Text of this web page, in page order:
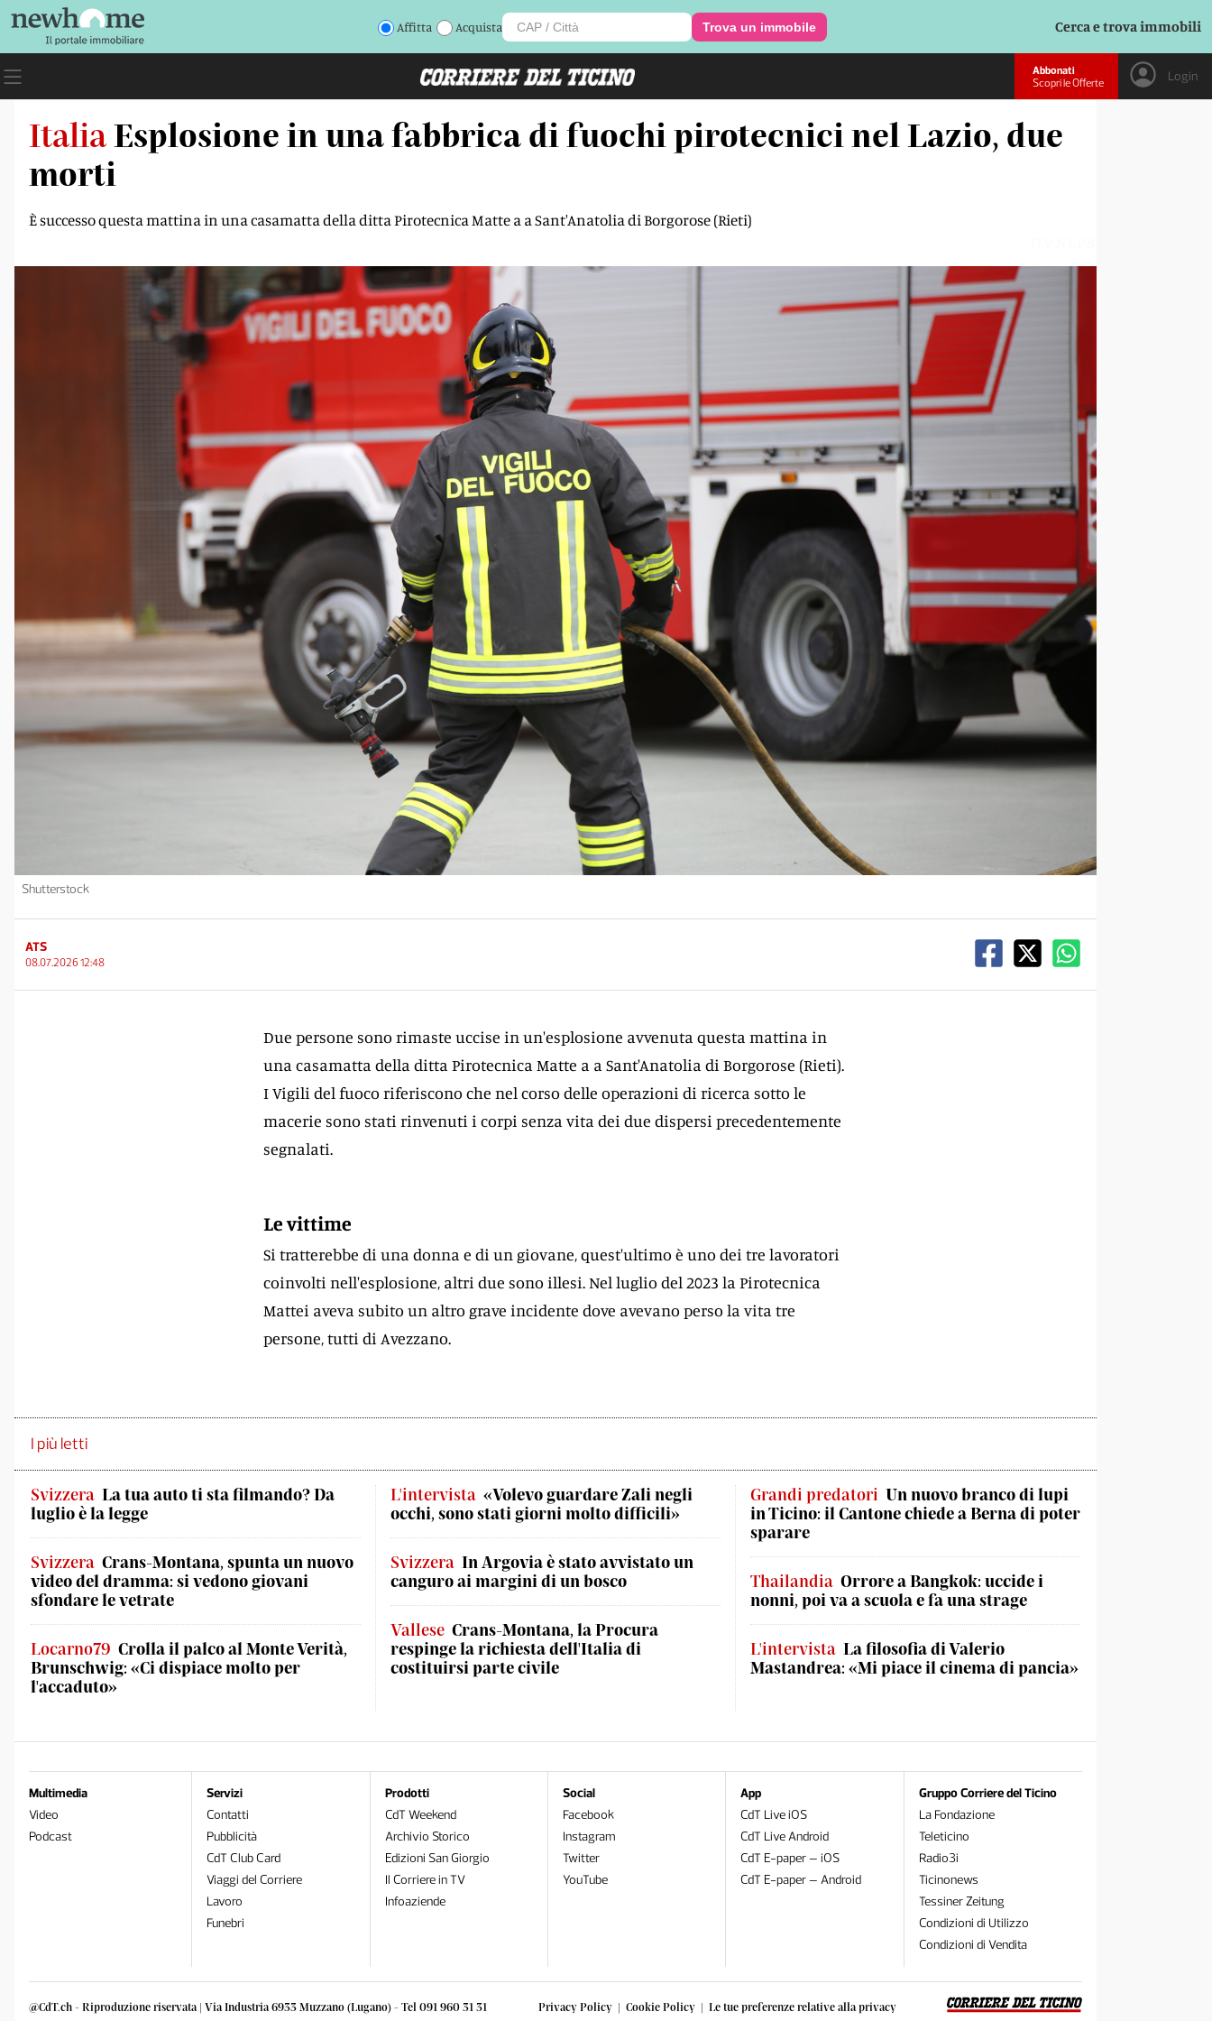
Affitta Acquista Trova un immobile Cerca e trova immobili
Abbonati
Scopri le Offerte
Login
ItaliaEsplosione in una fabbrica di fuochi pirotecnici nel Lazio, due
morti
È successo questa mattina in una casamatta della ditta Pirotecnica Matte a a Sant'Anatolia di Borgorose (Rieti)
Shutterstock
ATS
08.07.2026 12:48
Due persone sono rimaste uccise in un'esplosione avvenuta questa mattina in
una casamatta della ditta Pirotecnica Matte a a Sant'Anatolia di Borgorose (Rieti).
I Vigili del fuoco riferiscono che nel corso delle operazioni di ricerca sotto le
macerie sono stati rinvenuti i corpi senza vita dei due dispersi precedentemente
segnalati.
Le vittime
Si tratterebbe di una donna e di un giovane, quest'ultimo è uno dei tre lavoratori
coinvolti nell'esplosione, altri due sono illesi. Nel luglio del 2023 la Pirotecnica
Mattei aveva subito un altro grave incidente dove avevano perso la vita tre
persone, tutti di Avezzano.
I più letti
Svizzera La tua auto ti sta filmando? Da
luglio è la legge
Svizzera Crans-Montana, spunta un nuovo
video del dramma: si vedono giovani
sfondare le vetrate
Locarno79 Crolla il palco al Monte Verità,
Brunschwig: «Ci dispiace molto per
l'accaduto»
L'intervista «Volevo guardare Zali negli
occhi, sono stati giorni molto difficili»
Svizzera In Argovia è stato avvistato un
canguro ai margini di un bosco
Vallese Crans-Montana, la Procura
respinge la richiesta dell'Italia di
costituirsi parte civile
Grandi predatori Un nuovo branco di lupi
in Ticino: il Cantone chiede a Berna di poter
sparare
Thailandia Orrore a Bangkok: uccide i
nonni, poi va a scuola e fa una strage
L'intervista La filosofia di Valerio
Mastandrea: «Mi piace il cinema di pancia»
@CdT.ch - Riproduzione riservata | Via Industria 6933 Muzzano (Lugano) - Tel 091 960 31 31 Privacy Policy| Cookie Policy| Le tue preferenze relative alla privacy
Multimedia
Video
Podcast
Servizi
Contatti
Pubblicità
CdT Club Card
Viaggi del Corriere
Lavoro
Funebri
Prodotti
CdT Weekend
Archivio Storico
Edizioni San Giorgio
Il Corriere in TV
Infoaziende
Social
Facebook
Instagram
Twitter
YouTube
App
CdT Live iOS
CdT Live Android
CdT E-paper – iOS
CdT E-paper – Android
Gruppo Corriere del Ticino
La Fondazione
Teleticino
Radio3i
Ticinonews
Tessiner Zeitung
Condizioni di Utilizzo
Condizioni di Vendita